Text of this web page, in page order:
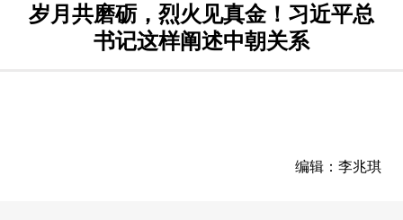
岁月共磨砺，烈火见真金！习近平总
书记这样阐述中朝关系
编辑：李兆琪